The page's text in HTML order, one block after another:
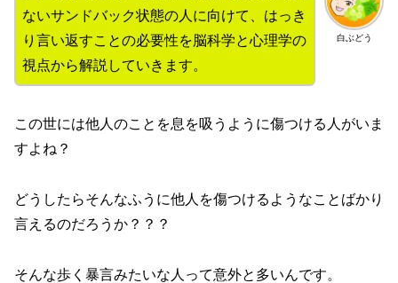
白ぶどう
ないサンドバック状態の人に向けて、はっき
り言い返すことの必要性を脳科学と心理学の
視点から解説していきます。
この世には他人のことを息を吸うように傷つける人がいま
すよね？
どうしたらそんなふうに他人を傷つけるようなことばかり
言えるのだろうか？？？
そんな歩く暴言みたいな人って意外と多いんです。